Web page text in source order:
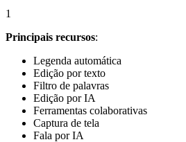
1
Principais recursos:
Legenda automática
Edição por texto
Filtro de palavras
Edição por IA
Ferramentas colaborativas
Captura de tela
Fala por IA